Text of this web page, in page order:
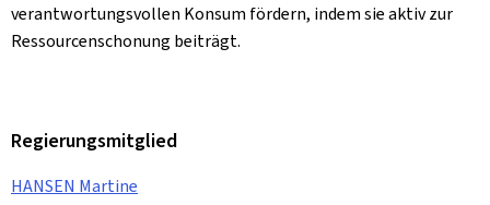
verantwortungsvollen Konsum fördern, indem sie aktiv zur
Ressourcenschonung beiträgt.
Regierungsmitglied
HANSEN Martine